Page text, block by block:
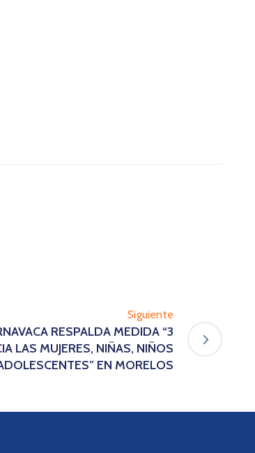
Siguiente
RESPALDA MEDIDA “3
LAS MUJERES, NIÑAS, NIÑOS
EN MORELOS